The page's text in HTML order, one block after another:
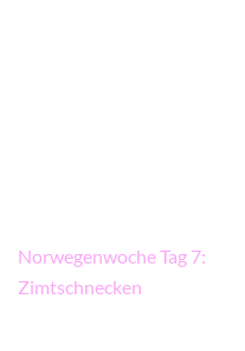
Beitragsnavigation
Norwegenwoche Tag 7:
Zimtschnecken